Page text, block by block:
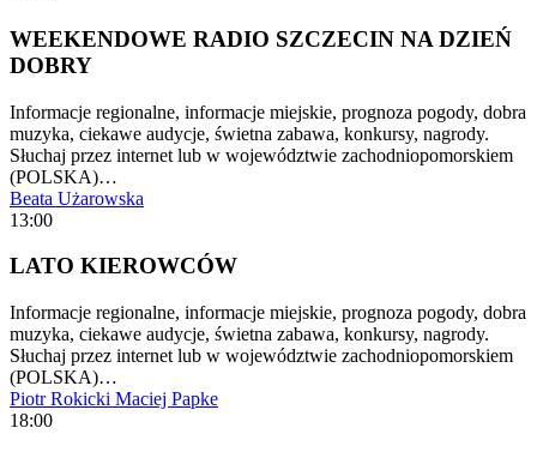
WEEKENDOWE RADIO SZCZECIN NA DZIEŃ
DOBRY
Informacje regionalne, informacje miejskie, prognoza pogody, dobra
muzyka, ciekawe audycje, świetna zabawa, konkursy, nagrody.
Słuchaj przez internet lub w województwie zachodniopomorskiem
(POLSKA)…
Beata Użarowska
13:00
LATO KIEROWCÓW
Informacje regionalne, informacje miejskie, prognoza pogody, dobra
muzyka, ciekawe audycje, świetna zabawa, konkursy, nagrody.
Słuchaj przez internet lub w województwie zachodniopomorskiem
(POLSKA)…
Piotr Rokicki Maciej Papke
18:00